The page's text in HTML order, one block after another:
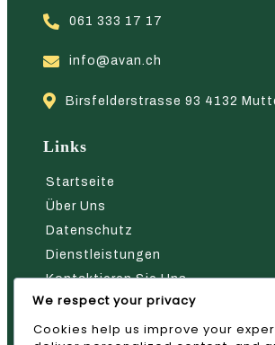
061 333 17 17
info@avan.ch
Birsfelderstrasse 93 4132
Links
Startseite
Über Uns
Datenschutz
Dienstleistungen
Kontaktieren Sie Uns
Nehmen Sie Kontakt Mit
We respect your privacy
Cookies help us improve your